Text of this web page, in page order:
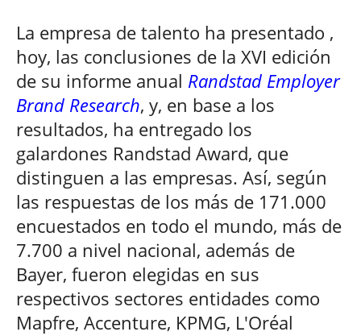
La empresa de talento ha presentado ,
hoy, las conclusiones de la XVI edición
de su informe anual Randstad Employer
Brand Research, y, en base a los
resultados, ha entregado los
galardones Randstad Award, que
distinguen a las empresas. Así, según
las respuestas de los más de 171.000
encuestados en todo el mundo, más de
7.700 a nivel nacional, además de
Bayer, fueron elegidas en sus
respectivos sectores entidades como
Mapfre, Accenture, KPMG, L'Oréal